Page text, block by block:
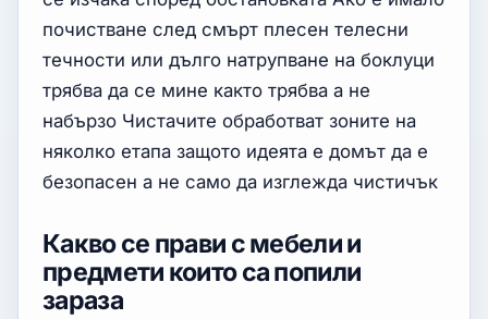
почистване след смърт плесен телесни
течности или дълго натрупване на боклуци
трябва да се мине както трябва а не
набързо Чистачите обработват зоните на
няколко етапа защото идеята е домът да е
безопасен а не само да изглежда чистичък
Какво се прави с мебели и
предмети които са попили
зараза